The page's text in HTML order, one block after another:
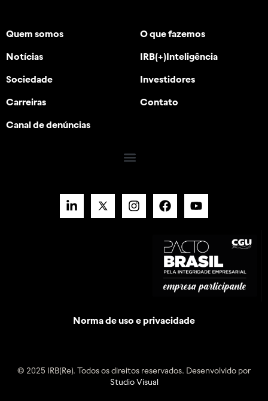
Quem somos O que fazemos
Notícias IRB(+)Inteligência
Sociedade Investidores
Carreiras Contato
Canal de denúncias
Norma de uso e privacidade
© 2025 IRB(Re). Todos os direitos reservados. Desenvolvido por
Studio Visual